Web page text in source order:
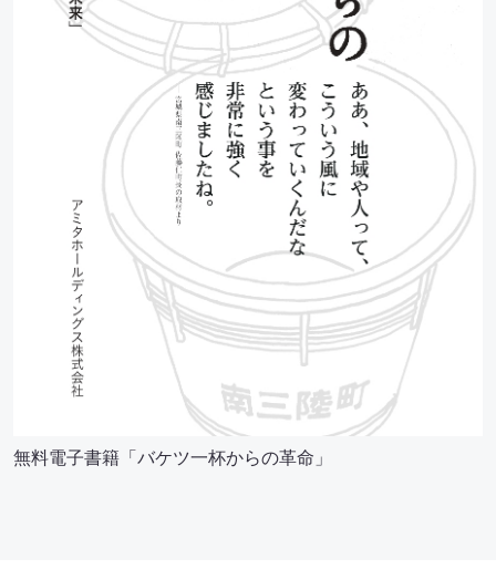
無料電子書籍「バケツ一杯からの革命」